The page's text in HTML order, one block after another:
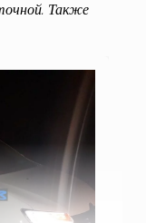
Также